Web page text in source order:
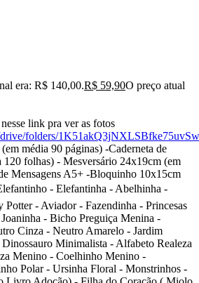
era: R$ 140,00.R$ 59,90O preço atual
link pra ver as fotos
folders/
média 90 páginas) -Caderneta de
120 folhas) - Mesversário 24x19cm (em
Mensagens A5+ -Bloquinho 10x15cm
- Elefantinha - Abelhinha -
Potter - Aviador - Fazendinha - Princesas
- Bicho Preguiça Menina -
Cinza - Neutro Amarelo - Jardim
Minimalista - Alfabeto Realeza
Menino - Coelhinho Menino -
Polar - Ursinha Floral - Monstrinhos -